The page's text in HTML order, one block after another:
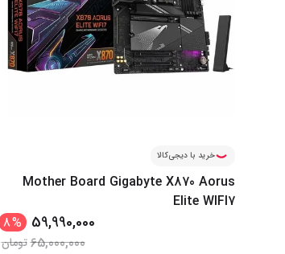
خرید با دیجی‌کالا
Mother Board Gigabyte X870 Aorus
Elite WIFI7
59,990,000
%
8
65,000,000تومان